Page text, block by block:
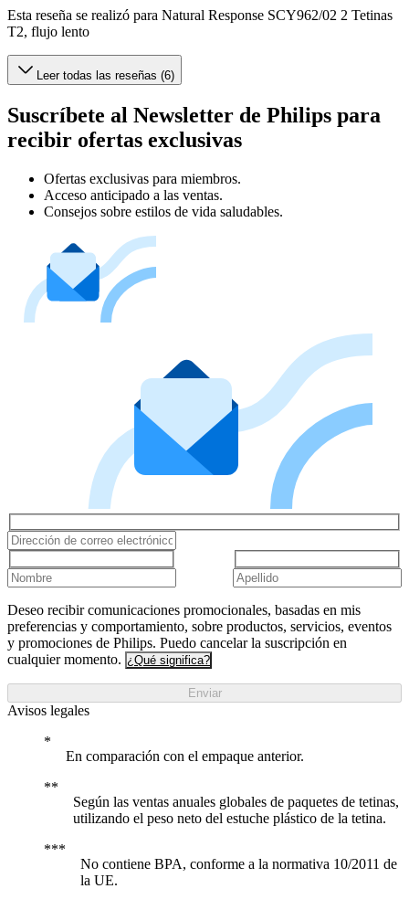
Esta reseña se realizó para Natural Response SCY962/02 2 Tetinas
T2, flujo lento
Leer todas las reseñas (6)
Suscríbete al Newsletter de Philips para
recibir ofertas exclusivas
Ofertas exclusivas para miembros.
Acceso anticipado a las ventas.
Consejos sobre estilos de vida saludables.
Deseo recibir comunicaciones promocionales, basadas en mis
preferencias y comportamiento, sobre productos, servicios, eventos
y promociones de Philips. Puedo cancelar la suscripción en
cualquier momento. ¿Qué significa?
Enviar
Avisos legales
En comparación con el empaque anterior.
Según las ventas anuales globales de paquetes de tetinas,
utilizando el peso neto del estuche plástico de la tetina.
No contiene BPA, conforme a la normativa 10/2011 de
la UE.